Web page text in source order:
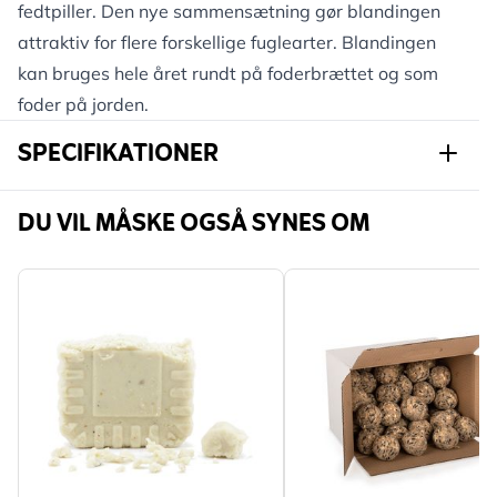
fedtpiller. Den nye sammensætning gør blandingen
attraktiv for flere forskellige fuglearter. Blandingen
kan bruges hele året rundt på foderbrættet og som
foder på jorden.
SPECIFIKATIONER
Varenummer
G-130450120-
100 g)
Hovedingredienser
Majs, Hvede, Sorte
solsikkefrø, Gul Hirse,
Solsikkehjerter, Talgpiller,
DU VIL MÅSKE OGSÅ SYNES OM